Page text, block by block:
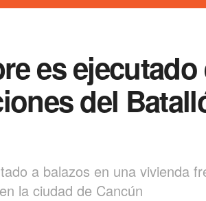
es ejecutado
del
a balazos en una vivienda
la ciudad de Cancún